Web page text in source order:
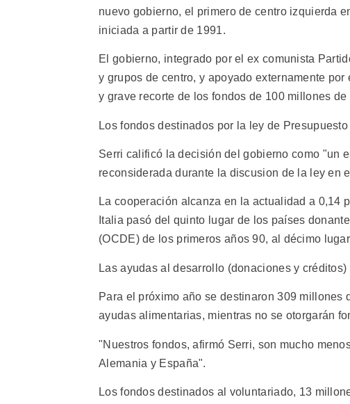
nuevo gobierno, el primero de centro izquierda
iniciada a partir de 1991.
El gobierno, integrado por el ex comunista
y grupos de centro, y apoyado externamente
y grave recorte de los fondos de 100 millones
Los fondos destinados por la ley de
Serri calificó la decisión del gobierno como "un
reconsiderada durante la discusion de la ley en
La cooperación alcanza en la actualidad a 0,14
Italia pasó del quinto lugar de los países
(OCDE) de los primeros años 90, al décimo
Las ayudas al desarrollo (donaciones y
Para el próximo año se destinaron 309
ayudas alimentarias, mientras no se otorgarán
"Nuestros fondos, afirmó Serri, son mucho
Alemania y España".
Los fondos destinados al voluntariado, 13